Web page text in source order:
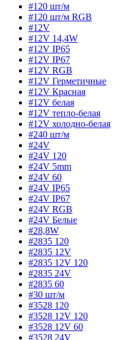
#120 шт/м
#120 шт/м RGB
#12V
#12V 14,4W
#12V IP65
#12V IP67
#12V RGB
#12V Герметичные
#12V Красная
#12V белая
#12V тепло-белая
#12V холодно-белая
#240 шт/м
#24V
#24V 120
#24V 5mm
#24V 60
#24V IP65
#24V IP67
#24V RGB
#24V Белые
#28,8W
#2835 120
#2835 12V
#2835 12V 120
#2835 24V
#2835 60
#30 шт/м
#3528 120
#3528 12V 120
#3528 12V 60
#3528 24V